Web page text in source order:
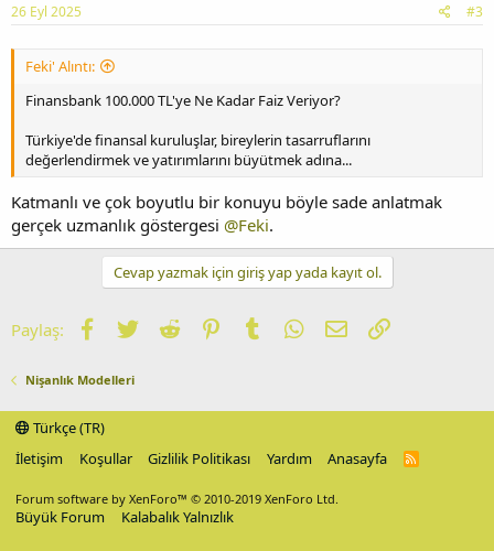
26 Eyl 2025 #3
Feki' Alıntı:
Finansbank 100.000 TL'ye Ne Kadar Faiz Veriyor?
Türkiye'de finansal kuruluşlar, bireylerin tasarruflarını
değerlendirmek ve yatırımlarını büyütmek adına...
Katmanlı ve çok boyutlu bir konuyu böyle sade anlatmak
gerçek uzmanlık göstergesi @Feki.
Cevap yazmak için giriş yap yada kayıt ol.
Paylaş: Facebook
TwitterReddit PinterestTumblrWhatsApp
E-postaLink
Nişanlık Modelleri
Türkçe (TR)
İletişim
Koşullar Gizlilik Politikası Yardım Anasayfa
R
Forum software by XenForo™ © 2010-2019 XenForo Ltd.
Büyük Forum Kalabalık Yalnızlık